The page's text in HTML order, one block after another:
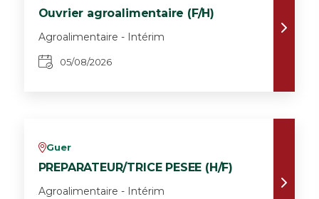
Ouvrier agroalimentaire (F/H)
Agroalimentaire - Intérim
05/08/2026
vGuer
PREPARATEUR/TRICE PESEE (H/F)
Agroalimentaire - Intérim